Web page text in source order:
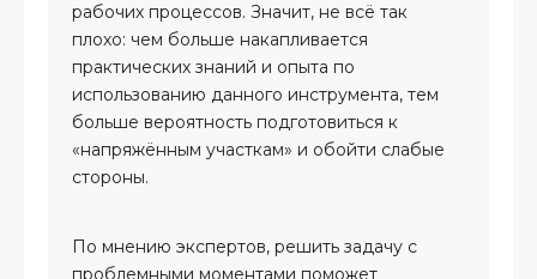
рабочих процессов. Значит, не всё так
плохо: чем больше накапливается
практических знаний и опыта по
использованию данного инструмента, тем
больше вероятность подготовиться к
«напряжённым участкам» и обойти слабые
стороны.
По мнению экспертов, решить задачу с
проблемными моментами поможет